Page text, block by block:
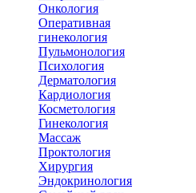
Онкология
Оперативная
гинекология
Пульмонология
Психология
Дерматология
Кардиология
Косметология
Гинекология
Массаж
Проктология
Хирургия
Эндокринология